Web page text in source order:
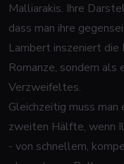
Malliarakis. Ihre
dass man ihre
Lambert inszeniert
Romanze, sondern
Verzweifeltes.
Gleichzeitig muss man
zweiten Hälfte, wenn
- von schnellem,